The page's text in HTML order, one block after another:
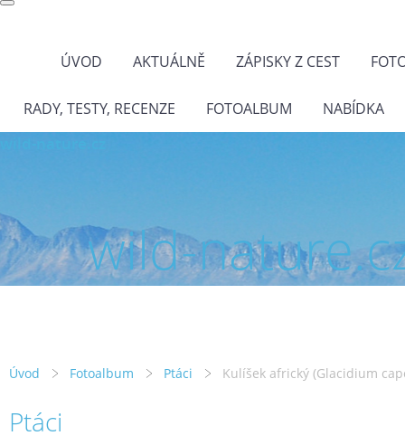
ÚVOD AKTUÁLNĚ ZÁPISKY Z CEST
RADY, TESTY, RECENZE FOTOALBUM NABÍDKA
wild-
Úvod Fotoalbum Ptáci Kulíšek africký (Glacidium
Ptáci